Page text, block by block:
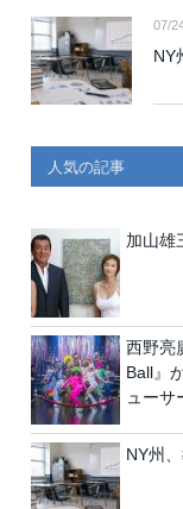
07/
NY
人気の記事
加山雄
西野亮
Ball』
ューサ
NY州